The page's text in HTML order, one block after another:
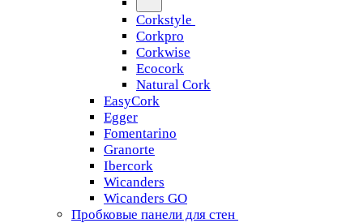
Corkstyle
Corkpro
Corkwise
Ecocork
Natural Cork
EasyCork
Egger
Fomentarino
Granorte
Ibercork
Wicanders
Wicanders GO
Пробковые панели для стен